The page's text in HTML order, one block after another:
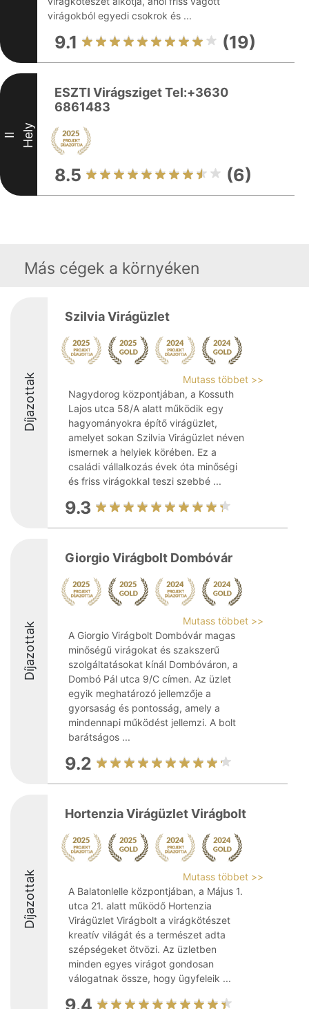
virágokból egyedi csokrok és ...
9.1 (19)
II Hely
ESZTI Virágsziget Tel:+3630
6861483
8.5 (6)
Más cégek a környéken
Díjazottak
Szilvia Virágüzlet
Mutass többet >>
Nagydorog központjában, a Kossuth
Lajos utca 58/A alatt működik egy
hagyományokra építő virágüzlet,
amelyet sokan Szilvia Virágüzlet néven
ismernek a helyiek körében. Ez a
családi vállalkozás évek óta minőségi
és friss virágokkal teszi szebbé ...
9.3
Díjazottak
Giorgio Virágbolt Dombóvár
Mutass többet >>
A Giorgio Virágbolt Dombóvár magas
minőségű virágokat és szakszerű
szolgáltatásokat kínál Dombóváron, a
Dombó Pál utca 9/C címen. Az üzlet
egyik meghatározó jellemzője a
gyorsaság és pontosság, amely a
mindennapi működést jellemzi. A bolt
barátságos ...
9.2
Díjazottak
Hortenzia Virágüzlet Virágbolt
Mutass többet >>
A Balatonlelle központjában, a Május 1.
utca 21. alatt működő Hortenzia
Virágüzlet Virágbolt a virágkötészet
kreatív világát és a természet adta
szépségeket ötvözi. Az üzletben
minden egyes virágot gondosan
válogatnak össze, hogy ügyfeleik ...
9.4